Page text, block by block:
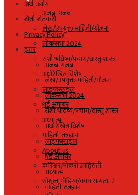
अजब-गजब
लेख/उपयुक्त माहिती/योजना
लोकसभा 2024
राशी भविष्य/पंचांग/वास्तु शास्त्र
अधोरेखित विशेष
लाइफस्टाइल
थर्ड अंपायर
अध्यात्म
माहिती-तंत्रज्ञान
About us
करिअर/नोकरी जाहिराती
सोशल-मीडिया/काय सांगता…!
अर्थ-उद्योग
शेती-शेतकरी
Privacy Policy
इतर
अजब-गजब
लेख/उपयुक्त माहिती/योजना
लोकसभा 2024
राशी भविष्य/पंचांग/वास्तु शास्त्र
अधोरेखित विशेष
लाइफस्टाइल
थर्ड अंपायर
अध्यात्म
माहिती-तंत्रज्ञान